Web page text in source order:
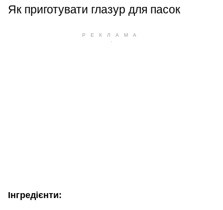
Як приготувати глазур для пасок
Інгредієнти: